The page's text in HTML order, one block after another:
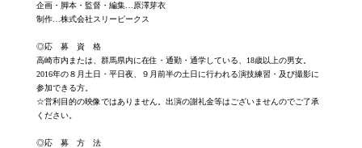
企画・脚本・監督・編集…原澤芽衣
制作…株式会社スリーピークス
◎応 募 資 格
高崎市内または、群馬県内に在住・通勤・通学している、18歳以上の男女。
2016年の８月土日・平日夜、９月前半の土日に行われる演技練習・及び撮影に
参加できる方。
☆営利目的の映像ではありません。出演の謝礼金等はございませんのでご了承
ください。
◎応 募 方 法